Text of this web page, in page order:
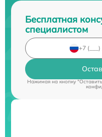
Бесплатная
специалистом
Нажимая на кнопку